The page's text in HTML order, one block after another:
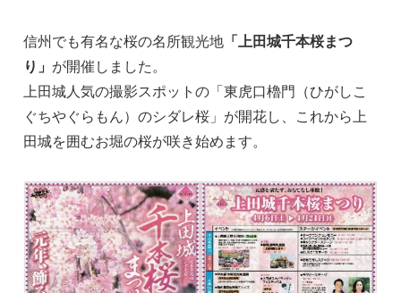
信州でも有名な桜の名所観光地 「上田城千本桜まつ
り」 が開催しました。
上田城人気の撮影スポットの「東虎口櫓門（ひがしこ
ぐちやぐらもん）のシダレ桜」が開花し、これから上
田城を囲むお堀の桜が咲き始めます。